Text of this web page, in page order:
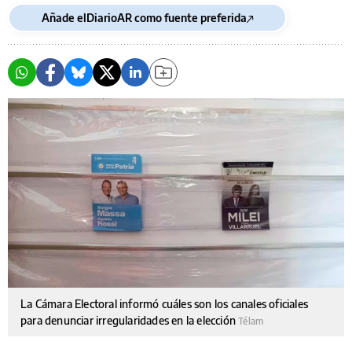
Añade elDiarioAR como fuente preferida
La Cámara Electoral informó cuáles son los canales oficiales
para denunciar irregularidades en la elecciónTélam